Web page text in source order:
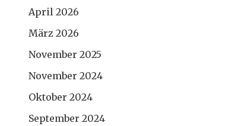
April 2026
März 2026
November 2025
November 2024
Oktober 2024
September 2024